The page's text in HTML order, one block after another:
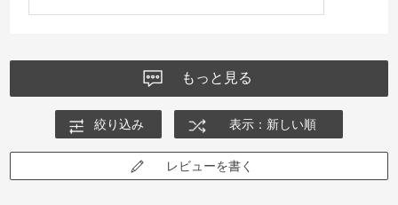
もっと見る
絞り込み 表示：新しい順
レビューを書く